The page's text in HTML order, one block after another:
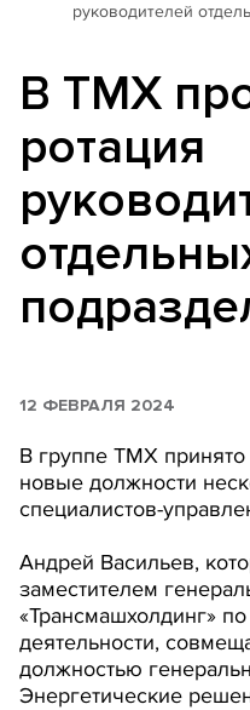
руководителей
В ТМХ
ротация
12 ФЕВРАЛЯ 2024
В группе ТМХ
новые должности
специалистов-
Андрей Васильев,
заместителем
«Трансмашхолдинг»
деятельности,
должностью
Энергетические